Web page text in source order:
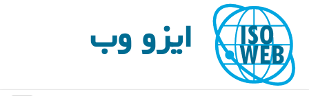
ایزو وب